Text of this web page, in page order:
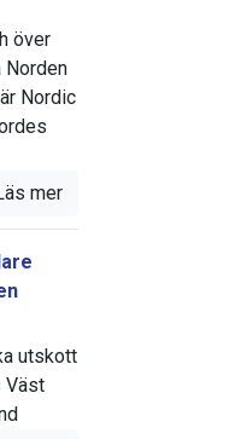
över
Norden
Nordic
mer
utskott
Väst